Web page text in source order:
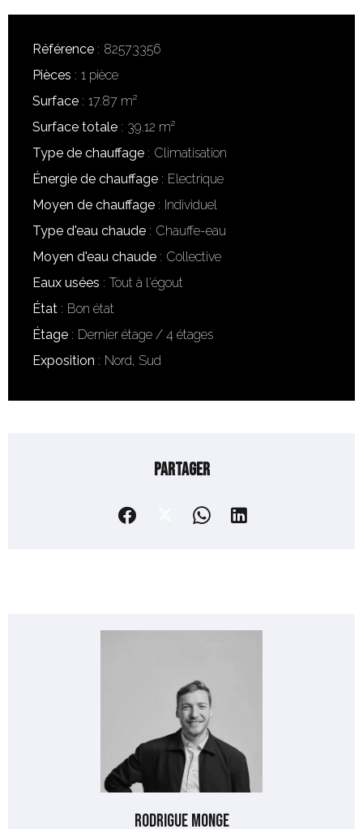
Référence
82573356
Pièces
1 pièce
Surface
17.87 m²
Surface totale
39.12 m²
Type de chauffage
Climatisation
Énergie de chauffage
Electrique
Moyen de chauffage
Individuel
Type d'eau chaude
Chauffe-eau
Moyen d'eau chaude
Collective
Eaux usées
Tout à l'égout
État
Bon état
Étage
Dernier étage / 4 étages
Exposition
Nord, Sud
Partager
Rodrigue MONGE